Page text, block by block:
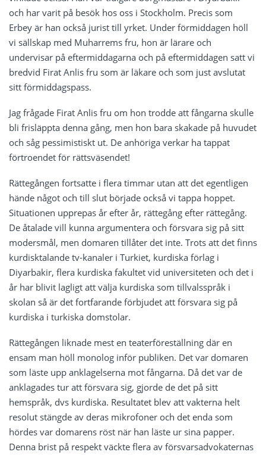
och har varit på besök hos oss i Stockholm. Precis som
Erbey är han också jurist till yrket. Under förmiddagen höll
vi sällskap med Muharrems fru, hon är lärare och
undervisar på eftermiddagarna och på eftermiddagen satt vi
bredvid Firat Anlis fru som är läkare och som just avslutat
sitt förmiddagspass.
Jag frågade Firat Anlis fru om hon trodde att fångarna skulle
bli frisläppta denna gång, men hon bara skakade på huvudet
och såg pessimistiskt ut. De anhöriga verkar ha tappat
förtroendet för rättsväsendet!
Rättegången fortsatte i flera timmar utan att det egentligen
hände något och till slut började också vi tappa hoppet.
Situationen upprepas år efter år, rättegång efter rättegång.
De åtalade vill kunna argumentera och försvara sig på sitt
modersmål, men domaren tillåter det inte. Trots att det finns
kurdisktalande tv-kanaler i Turkiet, kurdiska förlag i
Diyarbakir, flera kurdiska fakultet vid universiteten och det i
år har blivit lagligt att välja kurdiska som tillvalsspråk i
skolan så är det fortfarande förbjudet att försvara sig på
kurdiska i turkiska domstolar.
Rättegången liknade mest en teaterföreställning där en
ensam man höll monolog inför publiken. Det var domaren
som läste upp anklagelserna mot fångarna. Då det var de
anklagades tur att försvara sig, gjorde de det på sitt
hemspråk, dvs kurdiska. Resultatet blev att vakterna helt
resolut stängde av deras mikrofoner och det enda som
hördes var domarens röst när han läste ur sina papper.
Denna brist på respekt väckte flera av försvarsadvokaternas